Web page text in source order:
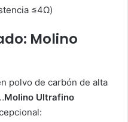
≤4Ω)
Molino
polvo de carbón de alta
Molino Ultrafino